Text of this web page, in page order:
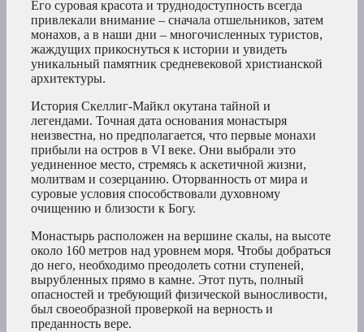
Его суровая красота и труднодоступность всегда
привлекали внимание – сначала отшельников, затем
монахов, а в наши дни – многочисленных туристов,
жаждущих прикоснуться к истории и увидеть
уникальный памятник средневековой христианской
архитектуры.
История Скеллиг-Майкл окутана тайной и
легендами. Точная дата основания монастыря
неизвестна, но предполагается, что первые монахи
прибыли на остров в VI веке. Они выбрали это
уединенное место, стремясь к аскетичной жизни,
молитвам и созерцанию. Оторванность от мира и
суровые условия способствовали духовному
очищению и близости к Богу.
Монастырь расположен на вершине скалы, на высоте
около 160 метров над уровнем моря. Чтобы добраться
до него, необходимо преодолеть сотни ступеней,
вырубленных прямо в камне. Этот путь, полный
опасностей и требующий физической выносливости,
был своеобразной проверкой на верность и
преданность вере.